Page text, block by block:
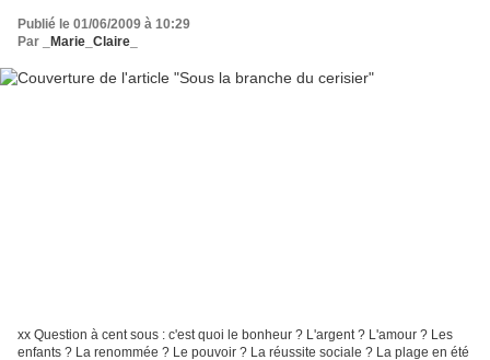
Publié le 01/06/2009 à 10:29
Par
_Marie_Claire_
xx Question à cent sous : c'est quoi le bonheur ? L'argent ? L'amour ? Les
enfants ? La renommée ? Le pouvoir ? La réussite sociale ? La plage en été